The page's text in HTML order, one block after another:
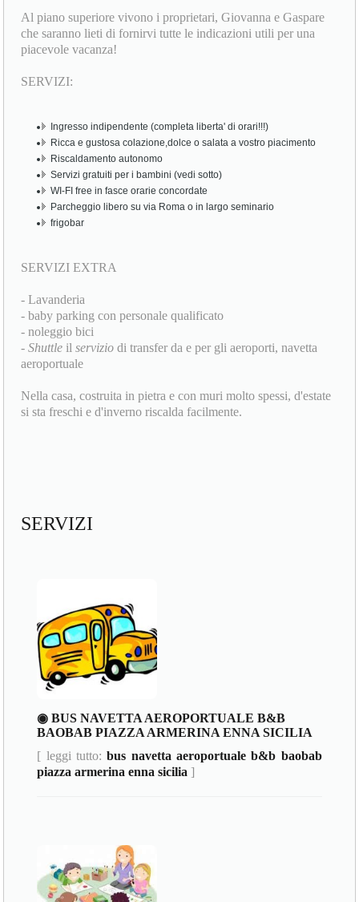
Al piano superiore vivono i proprietari, Giovanna e Gaspare
che saranno lieti di fornirvi tutte le indicazioni utili per una
piacevole vacanza!
SERVIZI:
Ingresso indipendente (completa liberta' di orari!!!)
Ricca e gustosa colazione,dolce o salata a vostro piacimento
Riscaldamento autonomo
Servizi gratuiti per i bambini (vedi sotto)
WI-FI free in fasce orarie concordate
Parcheggio libero su via Roma o in largo seminario
frigobar
SERVIZI EXTRA
- Lavanderia
- baby parking con personale qualificato
- noleggio bici
-Shuttle ilservizio di transfer da e per gli aeroporti, navetta
aeroportuale
Nella casa, costruita in pietra e con muri molto spessi, d'estate
si sta freschi e d'inverno riscalda facilmente.
SERVIZI
◉ BUS NAVETTA AEROPORTUALE B&B
BAOBAB PIAZZA ARMERINA ENNA SICILIA
[ leggi tutto:bus navetta aeroportuale b&b baobab
piazza armerina enna sicilia ]